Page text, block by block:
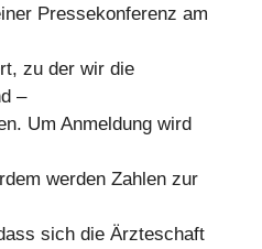
Pressekonferenz am
zu der wir die
–
Um Anmeldung wird
werden Zahlen zur
sich die Ärzteschaft